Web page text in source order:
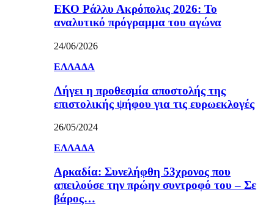
ΕΚΟ Ράλλυ Ακρόπολις 2026: Το
αναλυτικό πρόγραμμα του αγώνα
24/06/2026
ΕΛΛΑΔΑ
Λήγει η προθεσμία αποστολής της
επιστολικής ψήφου για τις ευρωεκλογές
26/05/2024
ΕΛΛΑΔΑ
Αρκαδία: Συνελήφθη 53χρονος που
απειλούσε την πρώην συντροφό του – Σε
βάρος…